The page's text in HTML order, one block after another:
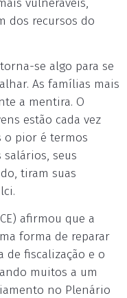
vulneráveis,
dos recursos do
se algo para se
As famílias mais
a mentira. O
estão cada vez
o pior é termos
seus
tiram suas
afirmou que a
forma de reparar
de fiscalização e o
muitos a um
no Plenário